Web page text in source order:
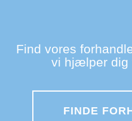
Find vores
vi hjælper dig
FINDE